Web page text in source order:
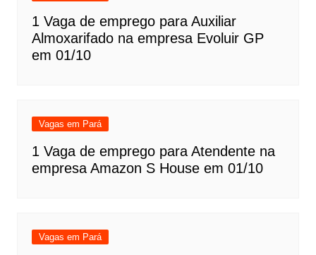
1 Vaga de emprego para Auxiliar
Almoxarifado na empresa Evoluir GP
em 01/10
Vagas em Pará
1 Vaga de emprego para Atendente na
empresa Amazon S House em 01/10
Vagas em Pará